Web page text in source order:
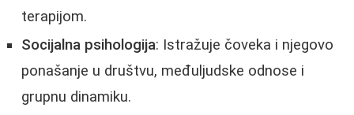
terapijom.
Socijalna psihologija: Istražuje čoveka i njegovo
ponašanje u društvu, međuljudske odnose i
grupnu dinamiku.